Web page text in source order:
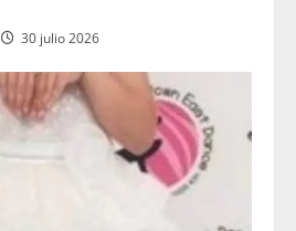
30 julio 2026